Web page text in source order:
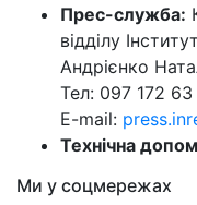
Прес-служба:
відділу
Андрієнко
Тел: 097 172
E-mail:
Технічна
Ми у соцмережах